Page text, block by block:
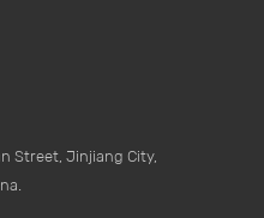
Street, Jinjiang City,